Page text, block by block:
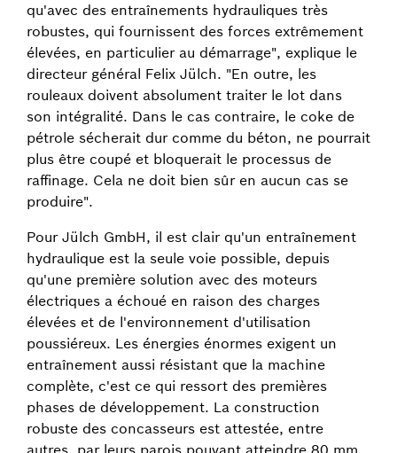
qu'avec des entraînements hydrauliques très
robustes, qui fournissent des forces extrêmement
élevées, en particulier au démarrage", explique le
directeur général Felix Jülch. "En outre, les
rouleaux doivent absolument traiter le lot dans
son intégralité. Dans le cas contraire, le coke de
pétrole sécherait dur comme du béton, ne pourrait
plus être coupé et bloquerait le processus de
raffinage. Cela ne doit bien sûr en aucun cas se
produire".
Pour Jülch GmbH, il est clair qu'un entraînement
hydraulique est la seule voie possible, depuis
qu'une première solution avec des moteurs
électriques a échoué en raison des charges
élevées et de l'environnement d'utilisation
poussiéreux. Les énergies énormes exigent un
entraînement aussi résistant que la machine
complète, c'est ce qui ressort des premières
phases de développement. La construction
robuste des concasseurs est attestée, entre
autres, par leurs parois pouvant atteindre 80 mm